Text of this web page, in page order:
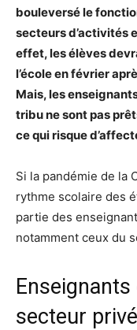
bouleversé le
secteurs d’activités
effet, les élèves
l’école en février
Mais, les
tribu ne sont pas
ce qui risque
Si la pandémie de la
rythme scolaire des
partie des
notamment ceux du
secteur